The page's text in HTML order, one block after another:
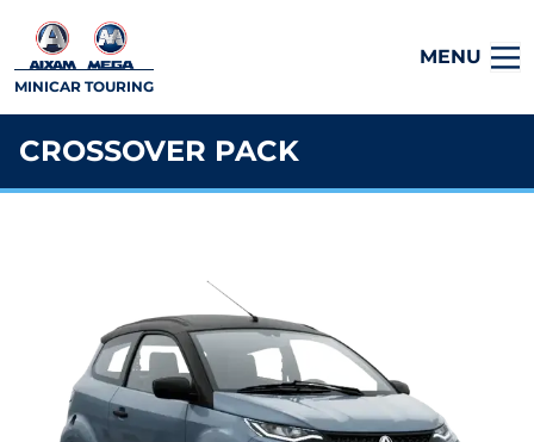
MINICAR TOURING
MENU
CROSSOVER PACK